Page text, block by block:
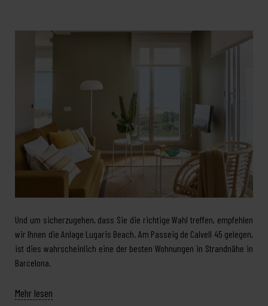
Und um sicherzugehen, dass Sie die richtige Wahl treffen, empfehlen
wir Ihnen die Anlage Lugaris Beach. Am Passeig de Calvell 45 gelegen,
ist dies wahrscheinlich eine der besten Wohnungen in Strandnähe in
Barcelona.
Mehr lesen